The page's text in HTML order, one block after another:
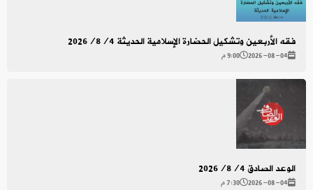
فقه الأربعين وتشكيل الحضارة الإسلامية الحديثة 2026/8/4
2026-08-04 9:00 م
الوعد الصادق 2026/8/4
2026-08-04 7:30 م